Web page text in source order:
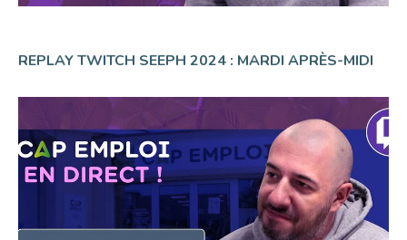
REPLAY TWITCH SEEPH 2024 : MARDI APRÈS-MIDI